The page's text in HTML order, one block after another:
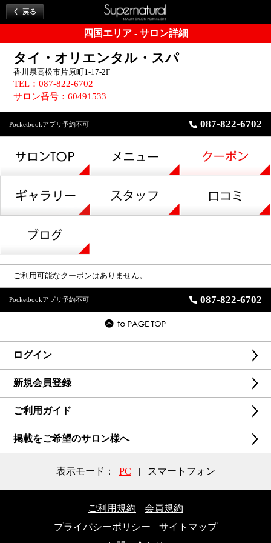
四国エリア - サロン詳細
タイ・オリエンタル・スパ
香川県高松市片原町1-17-2F
TEL：087-822-6702
サロン番号：60491533
Pocketbookアプリ予約不可 087-822-6702
ご利用可能なクーポンはありません。
Pocketbookアプリ予約不可 087-822-6702
ログイン
新規会員登録
ご利用ガイド
掲載をご希望のサロン様へ
表示モード： PC | スマートフォン
ご利用規約
会員規約
プライバシーポリシー
サイトマップ